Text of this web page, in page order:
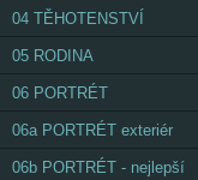
04 TĚHOTENSTVÍ
05 RODINA
06 PORTRÉT
06a PORTRÉT exteriér
06b PORTRÉT - nejlepší